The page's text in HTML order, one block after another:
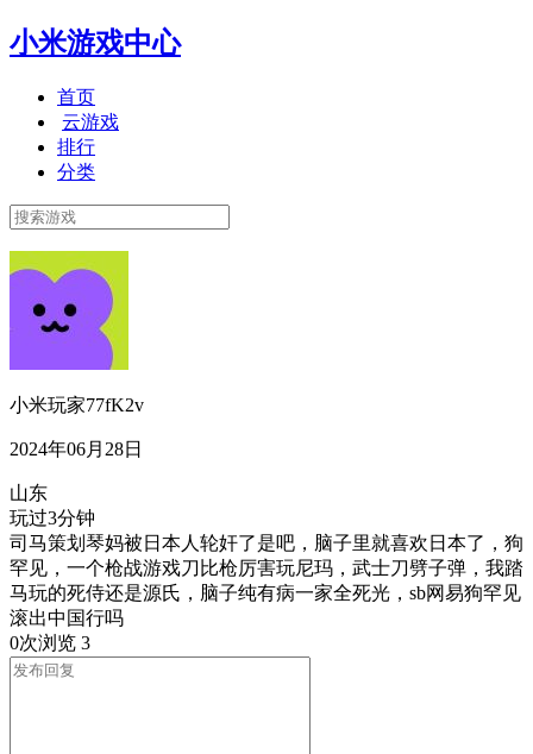
小米游戏中心
首页
云游戏
排行
分类
小米玩家77fK2v
2024年06月28日
山东
玩过3分钟
司马策划琴妈被日本人轮奸了是吧，脑子里就喜欢日本了，狗
罕见，一个枪战游戏刀比枪厉害玩尼玛，武士刀劈子弹，我踏
马玩的死侍还是源氏，脑子纯有病一家全死光，sb网易狗罕见
滚出中国行吗
0次浏览 3